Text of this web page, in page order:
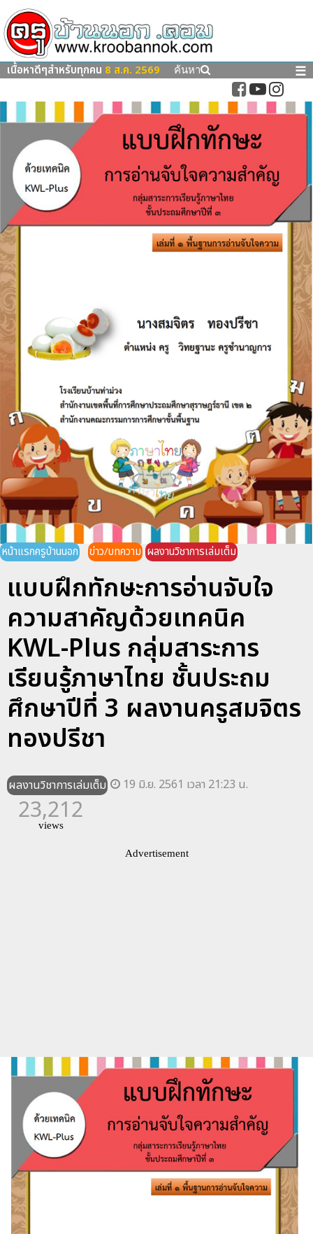
เนื้อหาดีๆสำหรับทุกคน 8 ส.ค. 2569 ค้นหา ☰
หน้าแรกครูบ้านนอก ข่าว/บทความ ผลงานวิชาการเล่มเต็ม
แบบฝึกทักษะการอ่านจับใจ
ความสาคัญด้วยเทคนิค
KWL-Plus กลุ่มสาระการ
เรียนรู้ภาษาไทย ชั้นประถม
ศึกษาปีที่ 3 ผลงานครูสมจิตร
ทองปรีชา
ผลงานวิชาการเล่มเต็ม 19 มิ.ย. 2561 เวลา 21:23 น.
23,212
views
Advertisement